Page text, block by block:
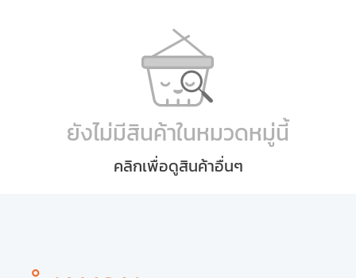
ยังไม่มีสินค้าในหมวดหมู่นี้
คลิกเพื่อดูสินค้าอื่นๆ